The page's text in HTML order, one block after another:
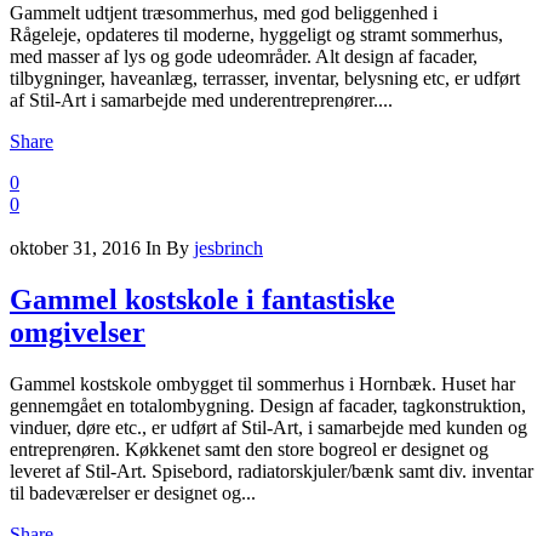
Gammelt udtjent træsommerhus, med god beliggenhed i
Rågeleje, opdateres til moderne, hyggeligt og stramt sommerhus,
med masser af lys og gode udeområder. Alt design af facader,
tilbygninger, haveanlæg, terrasser, inventar, belysning etc, er udført
af Stil-Art i samarbejde med underentreprenører....
Share
0
0
oktober 31, 2016 In By jesbrinch
Gammel kostskole i fantastiske
omgivelser
Gammel kostskole ombygget til sommerhus i Hornbæk. Huset har
gennemgået en totalombygning. Design af facader, tagkonstruktion,
vinduer, døre etc., er udført af Stil-Art, i samarbejde med kunden og
entreprenøren. Køkkenet samt den store bogreol er designet og
leveret af Stil-Art. Spisebord, radiatorskjuler/bænk samt div. inventar
til badeværelser er designet og...